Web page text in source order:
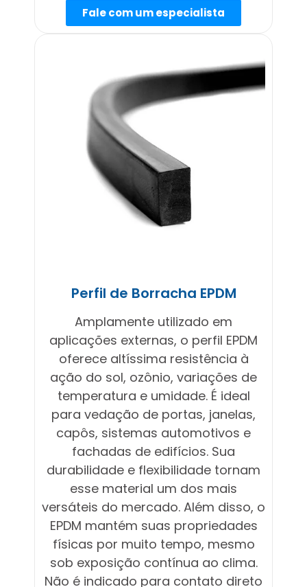
Fale com um especialista
Perfil de Borracha EPDM
Amplamente utilizado em
aplicações externas, o perfil EPDM
oferece altíssima resistência à
ação do sol, ozônio, variações de
temperatura e umidade. É ideal
para vedação de portas, janelas,
capôs, sistemas automotivos e
fachadas de edifícios. Sua
durabilidade e flexibilidade tornam
esse material um dos mais
versáteis do mercado. Além disso, o
EPDM mantém suas propriedades
físicas por muito tempo, mesmo
sob exposição contínua ao clima.
Não é indicado para contato direto